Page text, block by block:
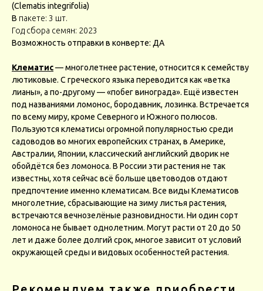
(Clematis integrifolia)
В пакете: 3 шт.
Год сбора семян: 2023
Возможность отправки в конверте: ДА
Клематис— многолетнее растение, относится к семейству
лютиковые. С греческого языка переводится как «ветка
лианы», а по-другому — «побег винограда». Ещё известен
под названиями ломонос, бородавник, лозинка. Встречается
по всему миру, кроме Северного и Южного полюсов.
Пользуются клематисы огромной популярностью среди
садоводов во многих европейских странах, в Америке,
Австралии, Японии, классический английский дворик не
обойдётся без ломоноса. В России эти растения не так
известны, хотя сейчас всё больше цветоводов отдают
предпочтение именно клематисам. Все виды Клематисов
многолетние, сбрасывающие на зиму листья растения,
встречаются вечнозелёные разновидности. Ни один сорт
ломоноса не бывает однолетним. Могут расти от 20 до 50
лет и даже более долгий срок, многое зависит от условий
окружающей среды и видовых особенностей растения.